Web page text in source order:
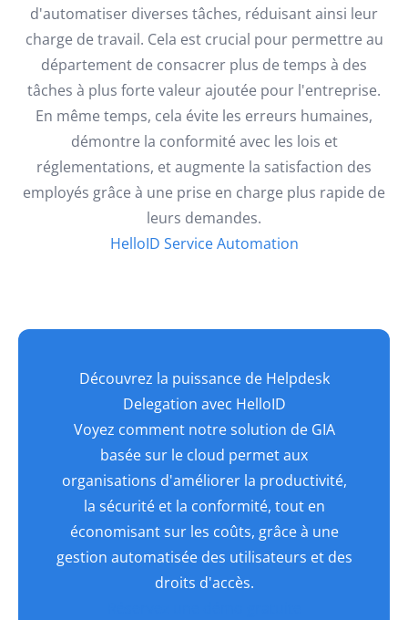
d'automatiser diverses tâches, réduisant ainsi leur
charge de travail. Cela est crucial pour permettre au
département de consacrer plus de temps à des
tâches à plus forte valeur ajoutée pour l'entreprise.
En même temps, cela évite les erreurs humaines,
démontre la conformité avec les lois et
réglementations, et augmente la satisfaction des
employés grâce à une prise en charge plus rapide de
leurs demandes.
HelloID Service Automation
Découvrez la puissance de Helpdesk
Delegation avec HelloID
Voyez comment notre solution de GIA
basée sur le cloud permet aux
organisations d'améliorer la productivité,
la sécurité et la conformité, tout en
économisant sur les coûts, grâce à une
gestion automatisée des utilisateurs et des
droits d'accès.